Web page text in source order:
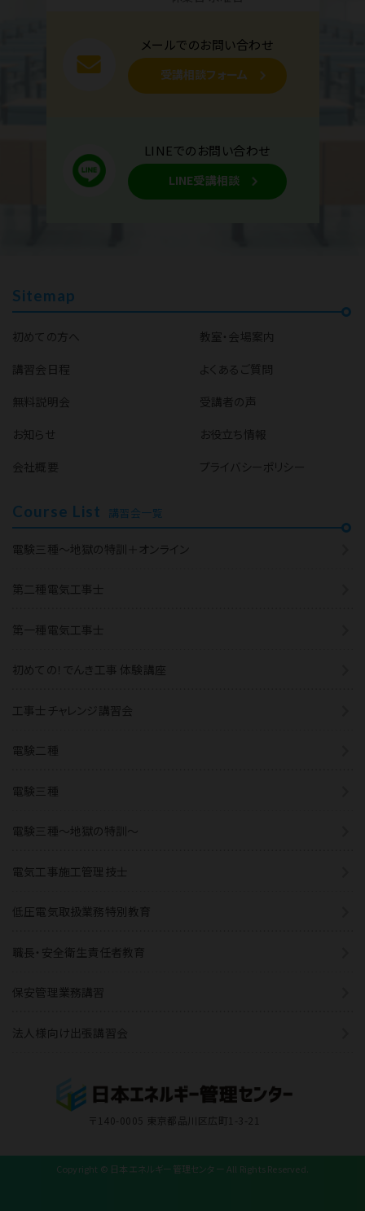
メールでのお問い合わせ
受講相談フォーム
LINEでのお問い合わせ
LINE受講相談
Sitemap
初めての方へ
教室・会場案内
講習会日程
よくあるご質問
無料説明会
受講者の声
お知らせ
お役立ち情報
会社概要
プライバシーポリシー
Course List 講習会一覧
電験三種～地獄の特訓＋オンライン
第二種電気工事士
第一種電気工事士
初めての！でんき工事 体験講座
工事士チャレンジ講習会
電験二種
電験三種
電験三種〜地獄の特訓〜
電気工事施工管理技士
低圧電気取扱業務特別教育
職長・安全衛生責任者教育
保安管理業務講習
法人様向け出張講習会
〒140-0005 東京都品川区広町1-3-21
Copyright © 日本エネルギー管理センター All Rights Reserved.